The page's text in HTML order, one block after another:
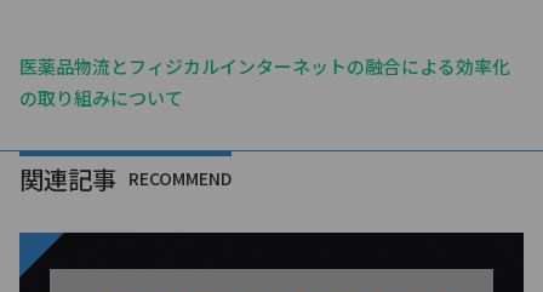
医薬品物流とフィジカルインターネットの融合による効率化
の取り組みについて
関連記事 RECOMMEND